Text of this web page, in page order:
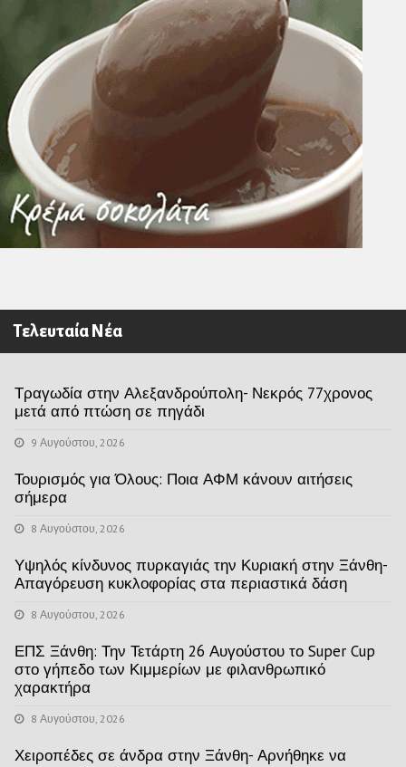
Τελευταία Νέα
Τραγωδία στην Αλεξανδρούπολη- Νεκρός 77χρονος
μετά από πτώση σε πηγάδι
9 Αυγούστου, 2026
Τουρισμός για Όλους: Ποια ΑΦΜ κάνουν αιτήσεις
σήμερα
8 Αυγούστου, 2026
Υψηλός κίνδυνος πυρκαγιάς την Κυριακή στην Ξάνθη-
Απαγόρευση κυκλοφορίας στα περιαστικά δάση
8 Αυγούστου, 2026
ΕΠΣ Ξάνθη: Την Τετάρτη 26 Αυγούστου το Super Cup
στο γήπεδο των Κιμμερίων με φιλανθρωπικό
χαρακτήρα
8 Αυγούστου, 2026
Χειροπέδες σε άνδρα στην Ξάνθη- Αρνήθηκε να